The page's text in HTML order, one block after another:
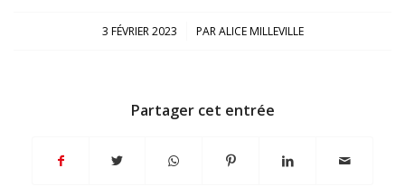
3 FÉVRIER 2023
/ PARALICE MILLEVILLE
Partager cet entrée